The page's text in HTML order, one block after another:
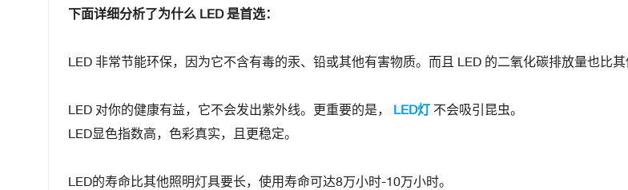
下面详细分析了为什么 LED 是首选：
LED 非常节能环保，因为它不含有毒的汞、铅或其他有害物质。而且 LED 的二氧化碳排放量也比其
LED 对你的健康有益，它不会发出紫外线。更重要的是， LED灯不会吸引昆​​虫。
LED显色指数高，色彩真实，且更稳定。
LED的寿命比其他照明灯具要长，使用寿命可达8万小时-10万小时。